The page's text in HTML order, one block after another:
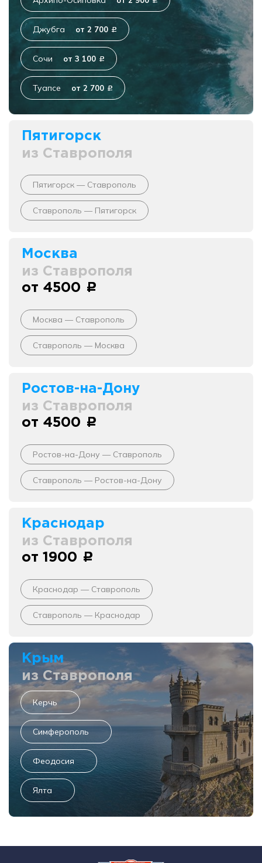
Джубга от 2 700 c
Сочи от 3 100 c
Туапсе от 2 700 c
Пятигорск
из Ставрополя
Пятигорск — Ставрополь
Ставрополь — Пятигорск
Москва
из Ставрополя
от 4500 c
Москва — Ставрополь
Ставрополь — Москва
Ростов-на-Дону
из Ставрополя
от 4500 c
Ростов-на-Дону — Ставрополь
Ставрополь — Ростов-на-Дону
Краснодар
из Ставрополя
от 1900 c
Краснодар — Ставрополь
Ставрополь — Краснодар
Крым
из Ставрополя
Керчь
Симферополь
Феодосия
Ялта